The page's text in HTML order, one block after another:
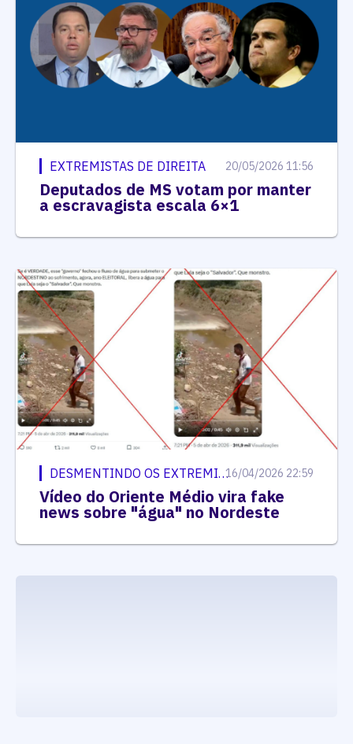
EXTREMISTAS DE DIREITA 20/05/2026 11:56
Deputados de MS votam por manter
a escravagista escala 6×1
DESMENTINDO OS EXTREMISTAS16/04/2026 22:59
Vídeo do Oriente Médio vira fake
news sobre "água" no Nordeste